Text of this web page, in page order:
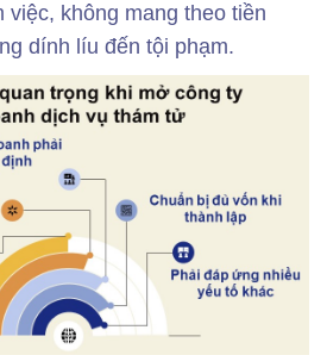
việc, không mang theo tiền
dính líu đến tội phạm.